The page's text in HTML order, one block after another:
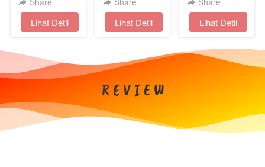
`Lihat Detil
`
Lihat Detil
- NOVEMBER
`Lihat Detil
R E V I E W